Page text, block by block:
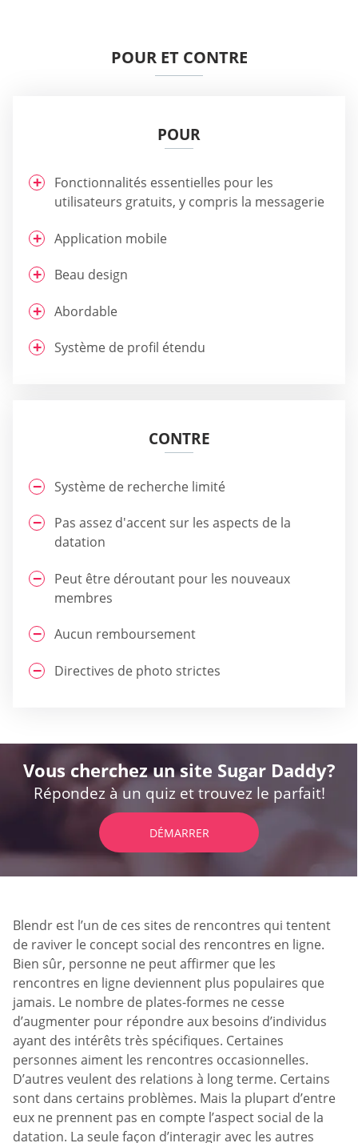
POUR ET CONTRE
POUR
Fonctionnalités essentielles pour les
utilisateurs gratuits, y compris la messagerie
Application mobile
Beau design
Abordable
Système de profil étendu
CONTRE
Système de recherche limité
Pas assez d'accent sur les aspects de la
datation
Peut être déroutant pour les nouveaux
membres
Aucun remboursement
Directives de photo strictes
Vous cherchez un site Sugar Daddy?
Répondez à un quiz et trouvez le parfait!
DÉMARRER
Blendr est l’un de ces sites de rencontres qui tentent
de raviver le concept social des rencontres en ligne.
Bien sûr, personne ne peut affirmer que les
rencontres en ligne deviennent plus populaires que
jamais. Le nombre de plates-formes ne cesse
d’augmenter pour répondre aux besoins d’individus
ayant des intérêts très spécifiques. Certaines
personnes aiment les rencontres occasionnelles.
D’autres veulent des relations à long terme. Certains
sont dans certains problèmes. Mais la plupart d’entre
eux ne prennent pas en compte l’aspect social de la
datation. La seule façon d’interagir avec les autres